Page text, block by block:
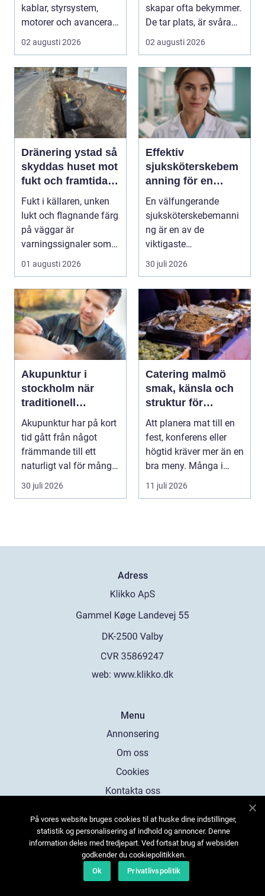
kablar, styrsystem,
motorer och avancerad
teknik. Bakom allt de...
02 augusti 2026
skapar ofta bekymmer.
De tar plats, är svåra
att klippa runt,...
02 augusti 2026
Dränering ystad så
skyddas huset mot
fukt och framtida
skador
Fukt i källaren, unken
lukt och flagnande färg
på väggar är
varningssignaler som
många villaägare i ...
01 augusti 2026
Effektiv
sjuksköterskebem
anning för en
tryggare vård
En välfungerande
sjuksköterskebemanni
ng är en av de
viktigaste
förutsättningarna för
en trygg och sä...
30 juli 2026
Akupunktur i
stockholm när
traditionell
kinesisk medicin
möter modern
vardag
Akupunktur har på kort
tid gått från något
främmande till ett
naturligt val för många
som söker lind...
30 juli 2026
Catering malmö
smak, känsla och
struktur för
lyckade event
Att planera mat till en
fest, konferens eller
högtid kräver mer än en
bra meny. Många i
Malmö väljer...
11 juli 2026
Adress
web: www.klikko.dk
Menu
Annonsering
Om oss
Cookies
Kontakta oss
På vores website bruges cookies til at huske dine indstillinger,
statistik og personalisering af indhold og annoncer. Denne
information deles med tredjepart. Ved fortsat brug af websiden
godkender du cookiepolitikken.
Ok
Privatlivspolitik